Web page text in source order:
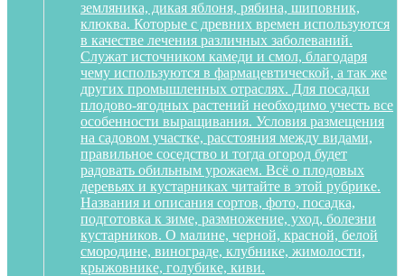
земляника, дикая яблоня, рябина, шиповник,
клюква. Которые с древних времен используются
в качестве лечения различных заболеваний.
Служат источником камеди и смол, благодаря
чему используются в фармацевтической, а так же
других промышленных отраслях. Для посадки
плодово-ягодных растений необходимо учесть все
особенности выращивания. Условия размещения
на садовом участке, расстояния между видами,
правильное соседство и тогда огород будет
радовать обильным урожаем. Всё о плодовых
деревьях и кустарниках читайте в этой рубрике.
Названия и описания сортов, фото, посадка,
подготовка к зиме, размножение, уход, болезни
кустарников. О малине, черной, красной, белой
смородине, винограде, клубнике, жимолости,
крыжовнике, голубике, киви.